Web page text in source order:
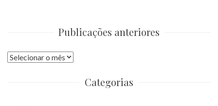
Publicações anteriores
Publicações
Categorias